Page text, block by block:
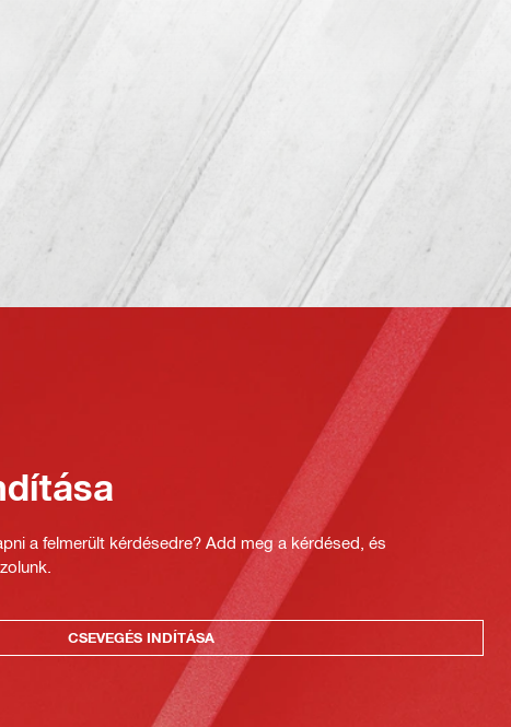
a felmerült kérdésedre? Add meg a kérdésed, és
CSEVEGÉS INDÍTÁSA